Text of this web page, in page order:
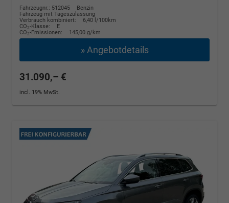
Fahrzeugnr.: 512045
Benzin
Fahrzeug mit Tageszulassung
Verbrauch kombiniert:
6,40 l/100km
CO2-Klasse:
E
CO2-Emissionen: 145,00 g/km
» Angebotdetails
31.090,– €
incl. 19% MwSt.